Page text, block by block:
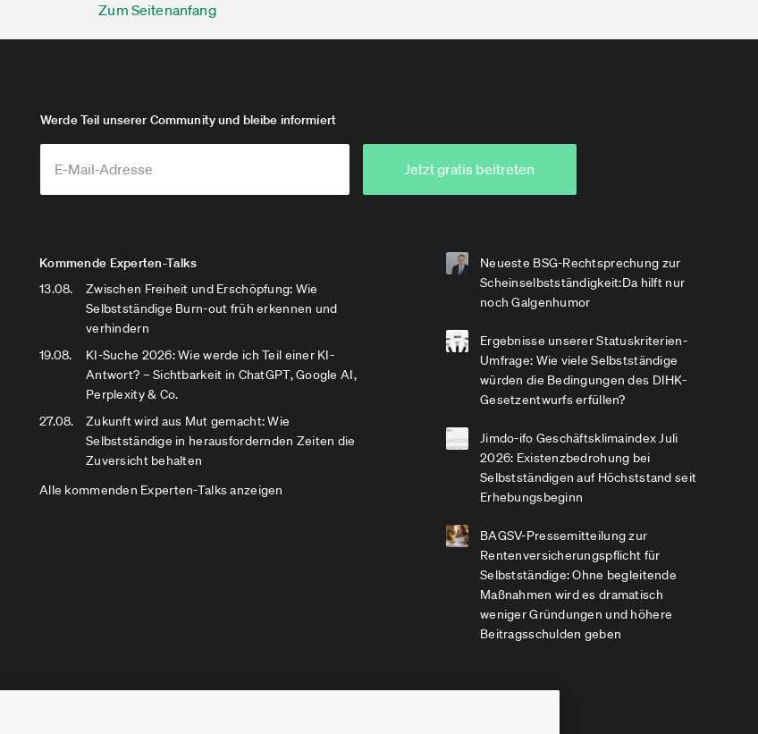
Zum Seitenanfang
Werde Teil unserer Community und bleibe informiert
Jetzt gratis beitreten
Kommende Experten-Talks
13.08.
Zwischen Freiheit und Erschöpfung: Wie
Selbstständige Burn-out früh erkennen und
verhindern
19.08.
KI-Suche 2026: Wie werde ich Teil einer KI-
Antwort? – Sichtbarkeit in ChatGPT, Google AI,
Perplexity & Co.
27.08.
Zukunft wird aus Mut gemacht: Wie
Selbstständige in herausfordernden Zeiten die
Zuversicht behalten
Alle kommenden Experten-Talks anzeigen
Neueste BSG-Rechtsprechung zur
Scheinselbstständigkeit:Da hilft nur
noch Galgenhumor
Ergebnisse unserer Statuskriterien-
Umfrage: Wie viele Selbstständige
würden die Bedingungen des DIHK-
Gesetzentwurfs erfüllen?
Jimdo-ifo Geschäftsklimaindex Juli
2026: Existenzbedrohung bei
Selbstständigen auf Höchststand seit
Erhebungsbeginn
BAGSV-Pressemitteilung zur
Rentenversicherungspflicht für
Selbstständige: Ohne begleitende
Maßnahmen wird es dramatisch
weniger Gründungen und höhere
Beitragsschulden geben